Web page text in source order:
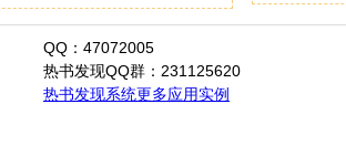
QQ：47072005
热书发现QQ群：231125620
热书发现系统更多应用实例